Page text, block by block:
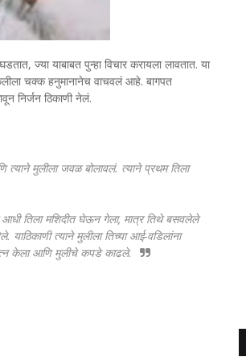
ज्या याबाबत पुन्हा विचार करायला लावतात. या
चक्क हनुमानानेच वाचवलं आहे. बागपत
निर्जन ठिकाणी नेलं.
त्याने मुलीला जवळ बोलावलं. त्याने प्रथम तिला
आधी तिला मशिदीत घेऊन गेला, मात्र तिथे बसवलेले
याठिकाणी त्याने मुलीला तिच्या आई-वडिलांना
केला आणि मुलीचे कपडे काढले.